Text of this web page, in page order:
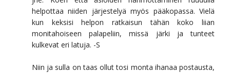
helpottaa niiden järjestelyä myös pääkopassa. Vielä
kun keksisi helpon ratkaisun tähän koko liian
monitahoiseen palapeliin, missä järki ja tunteet
kulkevat eri latuja. -S
Niin ja sulla on taas ollut tosi monta ihanaa postausta,